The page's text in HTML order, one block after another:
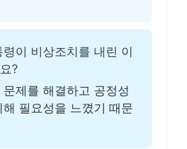
이 비상조치를 내린 이
?
제를 해결하고 공정성
필요성을 느꼈기 때문